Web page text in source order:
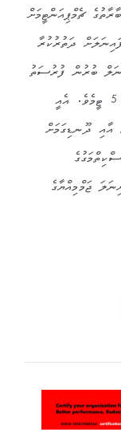
ޗެމްޕިއަންޓީމަށް
ފައިނަލަށް ދަތުރުކުރާ
ބުރުން ފުރުސަތު
ލިބޭނެއެވެ. މިމުބާރާތުގައި ފުވައްމުލަކުން ވާދަކުރަނީ 5 ޓީމެވެ. އެއީ
އާއި ދޫނޑިގަމަށް
ޖަމްމިއްޔާގެ